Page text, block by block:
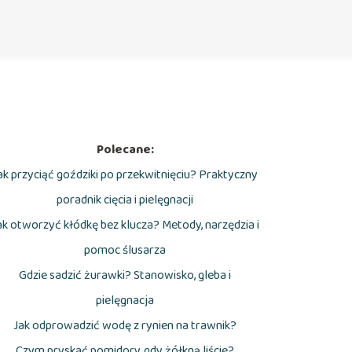
Polecane:
przyciąć goździki po przekwitnięciu? Praktyczny
poradnik cięcia i pielęgnacji
otworzyć kłódkę bez klucza? Metody, narzędzia i
pomoc ślusarza
Gdzie sadzić żurawki? Stanowisko, gleba i
pielęgnacja
Jak odprowadzić wodę z rynien na trawnik?